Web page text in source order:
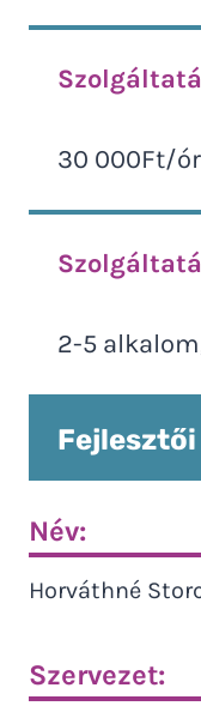
30 000Ft/
2-5
Név:
Horváthné
Szervezet: